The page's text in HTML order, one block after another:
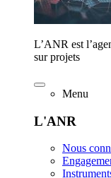
L’ANR est
sur projets
Menu
L'ANR
Nous